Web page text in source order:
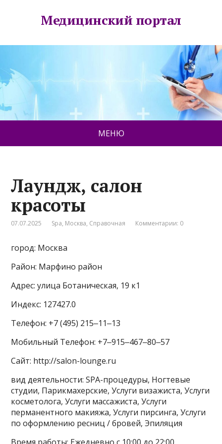
Медицинский портал
МЕНЮ
Лаундж, салон
красоты
07.07.2025 Spa, Москва, Справочная Комментарии: 0
город: Москва
Район: Марфино район
Адрес: улица Ботаническая, 19 к1
Индекс: 127427.0
Телефон: +7 (495) 215‒11‒13
Мобильный Телефон: +7‒915‒467‒80‒57
Сайт: http://salon-lounge.ru
вид деятельности: SPA-процедуры, Ногтевые
студии, Парикмахерские, Услуги визажиста, Услуги
косметолога, Услуги массажиста, Услуги
перманентного макияжа, Услуги пирсинга, Услуги
по оформлению ресниц / бровей, Эпиляция